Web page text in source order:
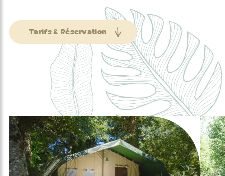
Tarifs & Réservation